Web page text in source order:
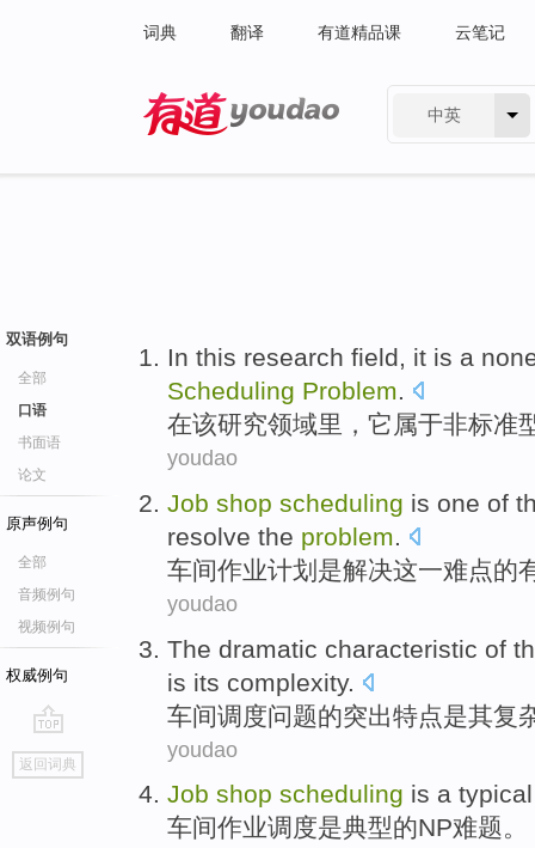
词典 翻译 有道精品课 云笔记
中英
双语例句
全部
口语
书面语
论文
原声例句
全部
音频例句
视频例句
权威例句
go
top
返回词典
In this research field, it is a
Scheduling Problem.
在该研究领域里， 它 属于非标准
youdao
Job shop scheduling is one of
resolve the problem.
车间作业计划 是解决这一难点的
youdao
The dramatic characteristic of
is its complexity.
车间调度问题的突出特点是其复
youdao
Job shop scheduling is a typical
车间作业调度是典型的NP难题。